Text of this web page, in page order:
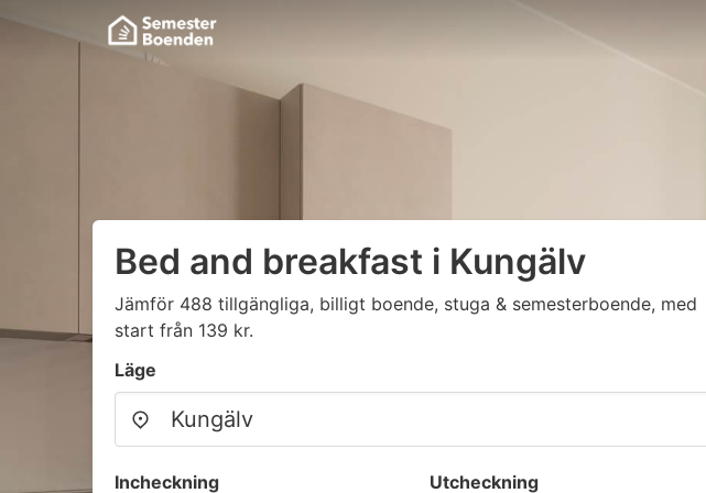
Bed and breakfast i Kungälv
Jämför 488 tillgängliga, billigt boende, stuga & semesterboende, med
start från 139 kr.
Läge
Incheckning Utcheckning